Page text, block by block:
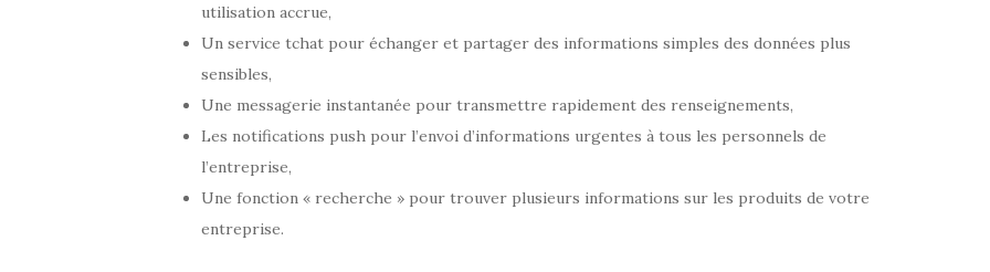
utilisation accrue,
Un service tchat pour échanger et partager des informations simples des données plus
sensibles,
Une messagerie instantanée pour transmettre rapidement des renseignements,
Les notifications push pour l’envoi d’informations urgentes à tous les personnels de
l’entreprise,
Une fonction « recherche » pour trouver plusieurs informations sur les produits de votre
entreprise.